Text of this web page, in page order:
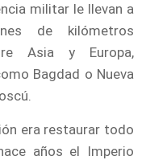
militar le llevan a
de kilómetros
Asia y Europa,
Bagdad o Nueva
era restaurar todo
años el Imperio